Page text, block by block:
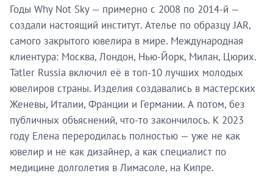
Годы Why Not Sky — примерно с 2008 по 2014-й —
создали настоящий институт. Ателье по образцу JAR,
самого закрытого ювелира в мире. Международная
клиентура: Москва, Лондон, Нью-Йорк, Милан, Цюрих.
Tatler Russia включил её в топ-10 лучших молодых
ювелиров страны. Изделия создавались в мастерских
Женевы, Италии, Франции и Германии. А потом, без
публичных объяснений, что-то закончилось. К 2023
году Елена переродилась полностью — уже не как
ювелир и не как дизайнер, а как специалист по
медицине долголетия в Лимасоле, на Кипре.